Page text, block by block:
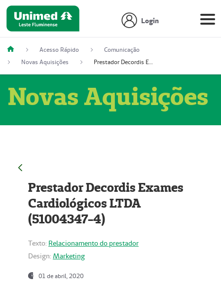
Login
Acesso Rápido
Comunicação
Novas Aquisições
Prestador Decordis Exames Cardiológicos LTDA (51004347-4)
Novas Aquisições
Prestador Decordis Exames
Cardiológicos LTDA
(51004347-4)
Texto: Relacionamento do prestador
Design: Marketing
01 de abril, 2020